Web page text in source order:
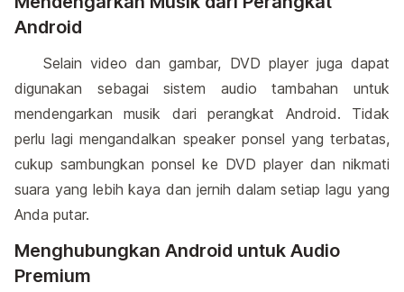
Android
Selain video dan gambar, DVD player juga dapat
digunakan sebagai sistem audio tambahan untuk
mendengarkan musik dari perangkat Android. Tidak
perlu lagi mengandalkan speaker ponsel yang terbatas,
cukup sambungkan ponsel ke DVD player dan nikmati
suara yang lebih kaya dan jernih dalam setiap lagu yang
Anda putar.
Menghubungkan Android untuk Audio
Premium